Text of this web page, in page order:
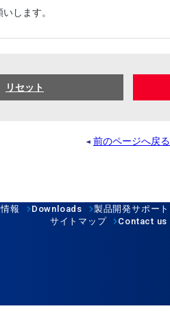
します。
リセット
前のページへ戻る
報 Downloads 製品開発サポート
サイトマップ
Contact us